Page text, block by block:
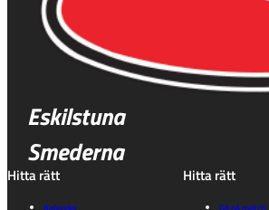
Eskilstuna
Smederna
Hitta rätt
Kalender
Hitta rätt
Gå på match